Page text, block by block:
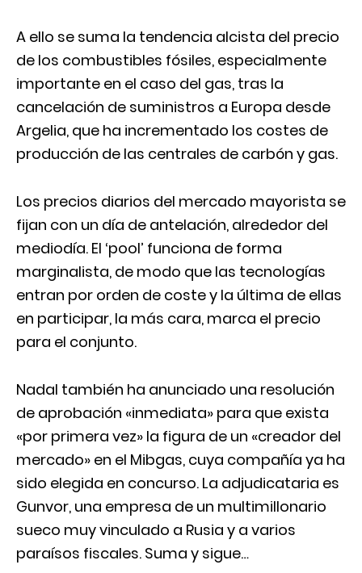
A ello se suma la tendencia alcista del precio
de los combustibles fósiles, especialmente
importante en el caso del gas, tras la
cancelación de suministros a Europa desde
Argelia, que ha incrementado los costes de
producción de las centrales de carbón y gas.
Los precios diarios del mercado mayorista se
fijan con un día de antelación, alrededor del
mediodía. El ‘pool’ funciona de forma
marginalista, de modo que las tecnologías
entran por orden de coste y la última de ellas
en participar, la más cara, marca el precio
para el conjunto.
Nadal también ha anunciado una resolución
de aprobación «inmediata» para que exista
«por primera vez» la figura de un «creador del
mercado» en el Mibgas, cuya compañía ya ha
sido elegida en concurso. La adjudicataria es
Gunvor, una empresa de un multimillonario
sueco muy vinculado a Rusia y a varios
paraísos fiscales. Suma y sigue…